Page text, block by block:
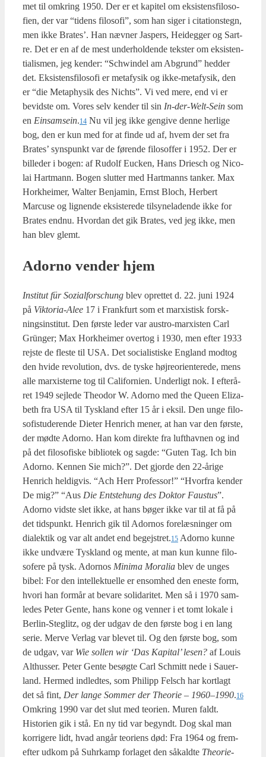
met til omkring 1950. Der er et kapi­tel om eksi­stens­fi­lo­so­
fi­en, der var “tidens filo­so­fi”, som han siger i cita­tions­tegn,
men ikke Bra­tes’. Han næv­ner Jas­pers, Hei­deg­ger og Sart­
re. Det er en af de mest under­hol­den­de tek­ster om eksi­sten­
ti­a­lis­men, jeg ken­der: “Schwin­del am Abgrund” hed­der
det. Eksi­stens­fi­lo­so­fi er meta­fy­sik og ikke-meta­fy­sik, den
er “die Metap­hy­sik des Nichts”. Vi ved mere, end vi er
bevid­ste om. Vores selv ken­der til sin In-der-Welt-Sein som
en Ein­sam­se­in.14 Nu vil jeg ikke gen­gi­ve den­ne her­li­ge
bog, den er kun med for at fin­de ud af, hvem der set fra
Bra­tes’ syns­punkt var de før­en­de filo­sof­fer i 1952. Der er
bil­le­der i bogen: af Rudolf Euck­en, Hans Dri­esch og Nico­
lai Hart­mann. Bogen slut­ter med Hart­manns tan­ker. Max
Hor­k­hei­mer, Wal­ter Benja­min, Ernst Bloch, Her­bert
Marcu­se og lig­nen­de eksi­ste­re­de til­sy­ne­la­den­de ikke for
Bra­tes end­nu. Hvor­dan det gik Bra­tes, ved jeg ikke, men
han blev glemt.
Ador­no ven­der hjem
Insti­tut für Sozi­al­fors­chung blev opret­tet d. 22. juni 1924
på Vik­to­ria-Alee 17 i Frank­furt som et marxi­stisk forsk­
nings­in­sti­tut. Den før­ste leder var austro-marxi­sten Carl
Grün­ger; Max Hor­k­hei­mer over­tog i 1930, men efter 1933
rej­ste de fle­ste til USA. Det soci­a­li­sti­ske Eng­land mod­tog
den hvi­de revo­lu­tion, dvs. de tyske høj­re­o­ri­en­te­re­de, mens
alle marxi­ster­ne tog til Cali­for­ni­en. Under­ligt nok. I efter­å­
ret 1949 sej­le­de Theo­dor W. Ador­no med the Que­en Eliza­
beth fra USA til Tys­kland efter 15 år i eksil. Den unge filo­
so­fistu­de­ren­de Die­ter Hen­rich mener, at han var den før­ste,
der mød­te Ador­no. Han kom direk­te fra luft­hav­nen og ind
på det filo­so­fi­ske bibli­o­tek og sag­de: “Guten Tag. Ich bin
Ador­no. Ken­nen Sie mich?”. Det gjor­de den 22-åri­ge
Hen­rich hel­dig­vis. “Ach Herr Pro­fes­sor!” “Hvor­fra ken­der
De mig?” “Aus Die Ents­te­hung des Dok­tor Faustus”.
Ador­no vid­ste slet ikke, at hans bøger ikke var til at få på
det tids­punkt. Hen­rich gik til Ador­nos fore­læs­nin­ger om
dia­lek­tik og var alt andet end begejstret.15 Ador­no kun­ne
ikke und­væ­re Tys­kland og men­te, at man kun kun­ne filo­
so­fe­re på tysk. Ador­nos Mini­ma Mora­lia blev de unges
bibel: For den intel­lek­tu­el­le er ensom­hed den ene­ste form,
hvori han for­mår at beva­re soli­da­ri­tet. Men så i 1970 sam­
le­des Peter Gen­te, hans kone og ven­ner i et tomt loka­le i
Ber­lin-Steg­litz, og der udgav de den før­ste bog i en lang
serie. Mer­ve Ver­lag var ble­vet til. Og den før­ste bog, som
de udgav, var Wie sol­len wir ‘Das Kapi­tal’ lesen? af Lou­is
Alt­hus­ser. Peter Gen­te besøg­te Carl Sch­mitt nede i Sau­er­
land. Her­med ind­led­tes, som Phi­lipp Felsch har kort­lagt
det så fint, Der lan­ge Som­mer der The­o­rie – 1960–1990.16
Omkring 1990 var det slut med teo­ri­en. Muren faldt.
Histo­ri­en gik i stå. En ny tid var begyndt. Dog skal man
kor­ri­ge­re lidt, hvad angår teo­ri­ens død: Fra 1964 og fre­m­
ef­ter udkom på Suhr­kamp for­la­get den såkald­te The­o­rie-